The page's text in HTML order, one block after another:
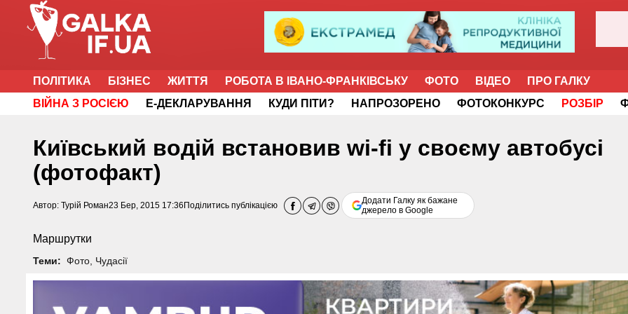
ПОЛІТИКА БІЗНЕС ЖИТТЯ РОБОТА В ІВАНО-ФРАНКІВСЬКУ ФОТО ВІДЕО
ПРО ГАЛКУ
ВІЙНА З РОСІЄЮ
Е-ДЕКЛАРУВАННЯ КУДИ ПІТИ? НАПРОЗОРЕНО ФОТОКОНКУРС РОЗБІР
Київський водій встановив wi-fi у своєму автобусі
(фотофакт)
Автор: Турій Роман23 Бер, 2015 17:36 Поділитись публікацією
Додати Галку як бажане
джерело в Google
Маршрутки
Теми: Фото, Чудасії